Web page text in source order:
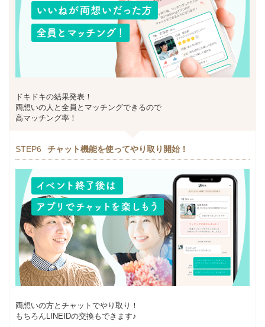
ドキドキの結果発表！
両想いの人と全員とマッチングできるので
高マッチング率！
STEP6 チャット機能を使ってやり取り開始！
両想いの方とチャットでやり取り！
もちろんLINEIDの交換もできます♪